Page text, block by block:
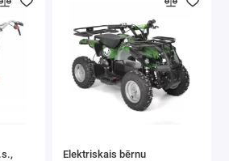
Elektriskais bērnu